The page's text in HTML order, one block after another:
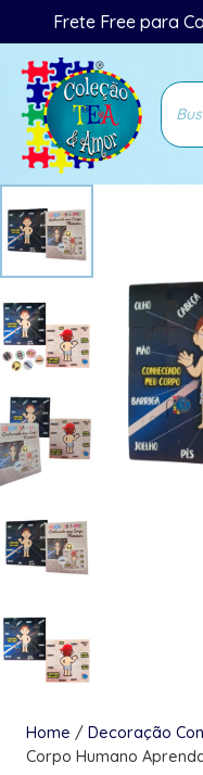
Frete Free para
Home / Decoração
Corpo Humano